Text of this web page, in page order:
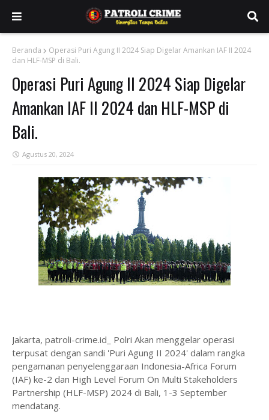
Beranda
Operasi Puri Agung II 2024 Siap Digelar Amankan IAF II 2024
dan HLF-MSP di Bali.
Operasi Puri Agung II 2024 Siap Digelar
Amankan IAF II 2024 dan HLF-MSP di
Bali.
Agustus 20, 2024
Jakarta, patroli-crime.id_ Polri Akan menggelar operasi
terpusat dengan sandi 'Puri Agung II 2024' dalam rangka
pengamanan penyelenggaraan Indonesia-Africa Forum
(IAF) ke-2 dan High Level Forum On Multi Stakeholders
Partnership (HLF-MSP) 2024 di Bali, 1-3 September
mendatang.